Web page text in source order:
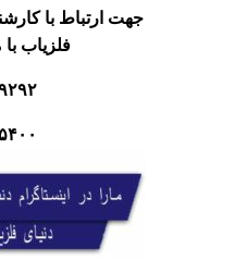
ارتباط با کارشناسان ما و
فلزیاب با ما تماس بگیرید